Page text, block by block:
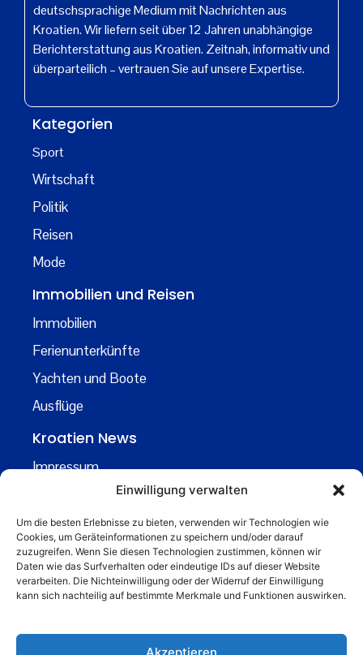
Einwilligung verwalten
Um die besten Erlebnisse zu bieten, verwenden wir Technologien wie
Cookies, um Geräteinformationen zu speichern und/oder darauf
zuzugreifen. Wenn Sie diesen Technologien zustimmen, können wir
Daten wie das Surfverhalten oder eindeutige IDs auf dieser Website
verarbeiten. Die Nichteinwilligung oder der Widerruf der Einwilligung
kann sich nachteilig auf bestimmte Merkmale und Funktionen auswirken.
Akzeptieren
deutschsprachige Medium mit Nachrichten aus
Kroatien. Wir liefern seit über 12 Jahren unabhängige
Berichterstattung aus Kroatien. Zeitnah, informativ und
überparteilich – vertrauen Sie auf unsere Expertise.
Kategorien
Sport
Wirtschaft
Politik
Reisen
Mode
Immobilien und Reisen
Immobilien
Ferienunterkünfte
Yachten und Boote
Ausflüge
Kroatien News
Impressum
Kontakt
Über uns
Business